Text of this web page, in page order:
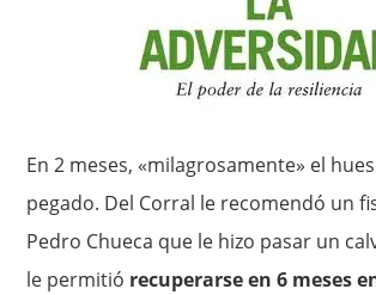
En 2 meses, «milagrosamente» el
pegado. Del Corral le recomendó un
Pedro Chueca que le hizo pasar un
le permitió recuperarse en 6 meses